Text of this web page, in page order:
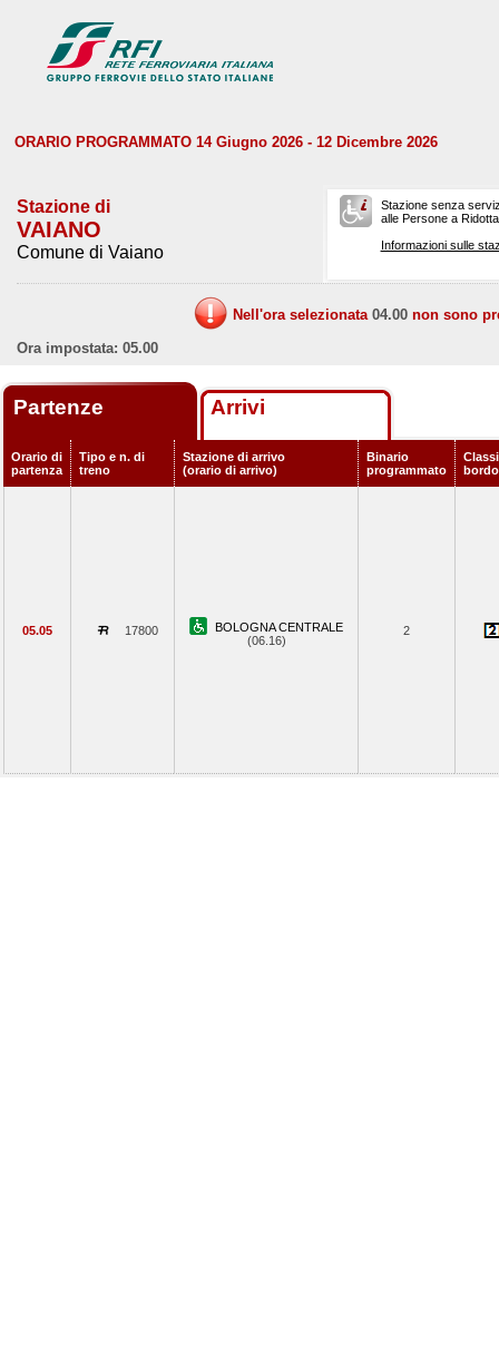
ORARIO PROGRAMMATO 14 Giugno 2026 - 12 Dicembre 2026
Stazione di
VAIANO
Comune di Vaiano
Stazione senza
alle Persone a
Informazioni sulle
Nell'ora selezionata 04.00 non sono
Ora impostata: 05.00
Partenze Arrivi
Orario di
partenza
Tipo e n. di
treno
Stazione di arrivo
(orario di arrivo)
Binario
programmato
bordo
05.05 17800
BOLOGNA CENTRALE
(06.16)
2